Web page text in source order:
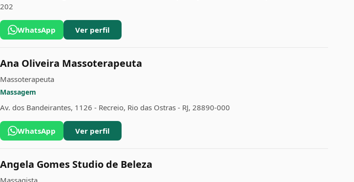
202
WhatsApp Ver perfil
Ana Oliveira Massoterapeuta
Massoterapeuta
Massagem
Av. dos Bandeirantes, 1126 - Recreio, Rio das Ostras - RJ, 28890-000
WhatsApp Ver perfil
Angela Gomes Studio de Beleza
Massagista